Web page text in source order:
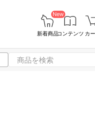
New
新着商品コンテンツ カ